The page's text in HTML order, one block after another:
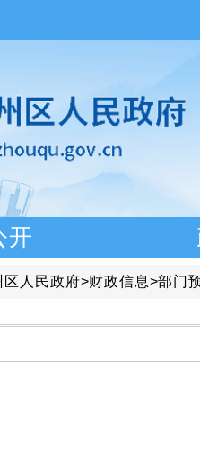
开
人民政府>财政信息>部门